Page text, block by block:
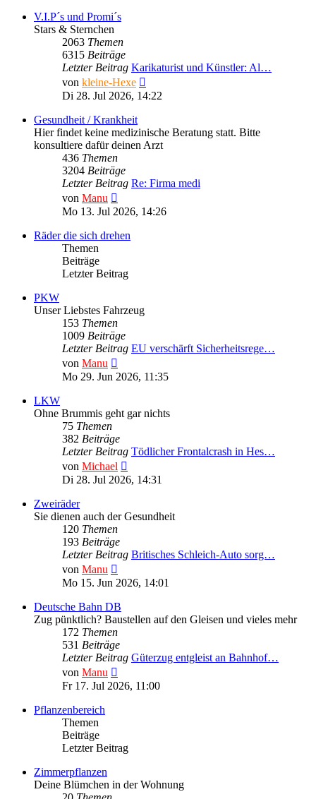
V.I.P´s und Promi´s
Stars & Sternchen
2063 Themen
6315 Beiträge
Letzter Beitrag Karikaturist und Künstler: Al…
von kleine-Hexe
Beitrag
Di 28. Jul 2026, 14:22
Gesundheit / Krankheit
Hier findet keine medizinische Beratung statt. Bitte
konsultiere dafür deinen Arzt
436 Themen
3204 Beiträge
Letzter Beitrag Re: Firma medi
von Manu
Beitrag
Mo 13. Jul 2026, 14:26
Räder die sich drehen
Themen
Beiträge
Letzter Beitrag
PKW
Unser Liebstes Fahrzeug
153 Themen
1009 Beiträge
Letzter Beitrag EU verschärft Sicherheitsrege…
von Manu
Beitrag
Mo 29. Jun 2026, 11:35
LKW
Ohne Brummis geht gar nichts
75 Themen
382 Beiträge
Letzter Beitrag Tödlicher Frontalcrash in Hes…
von Michael
Beitrag
Di 28. Jul 2026, 14:31
Zweiräder
Sie dienen auch der Gesundheit
120 Themen
193 Beiträge
Letzter Beitrag Britisches Schleich-Auto sorg…
von Manu
Beitrag
Mo 15. Jun 2026, 14:01
Deutsche Bahn DB
Zug pünktlich? Baustellen auf den Gleisen und vieles mehr
172 Themen
531 Beiträge
Letzter Beitrag Güterzug entgleist an Bahnhof…
von Manu
Beitrag
Fr 17. Jul 2026, 11:00
Pflanzenbereich
Themen
Beiträge
Letzter Beitrag
Zimmerpflanzen
Deine Blümchen in der Wohnung